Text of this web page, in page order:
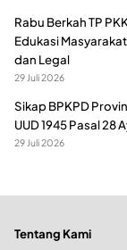
Rabu Berkah TP
Edukasi
dan Legal
29 Juli 2026
Sikap BPKPD
UUD 1945 Pasal 28
29 Juli 2026
Tentang Kami